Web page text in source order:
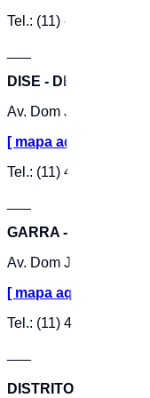
Tel.: (11) 4425-0336
DISE - DELEGACIA
Av. Dom Jorge
[ mapa aqui ]
Tel.: (11) 4991-1160
GARRA - GRUPO
Av. Dom Jorge
[ mapa aqui ]
Tel.: (11) 4 991-4538
DISTRITOS